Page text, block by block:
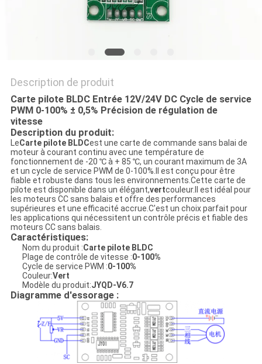
SOUMISSION
DU
SITE
POLITIQUE
DE
CONFIDENTIALITÉ
Description de produit
Carte pilote BLDC Entrée 12V/24V DC Cycle de service
PWM 0-100% ± 0,5% Précision de régulation de
vitesse
Description du produit:
LeCarte pilote BLDCest une carte de commande sans balai de
moteur à courant continu avec une température de
fonctionnement de -20 ℃ à + 85 ℃, un courant maximum de 3A
et un cycle de service PWM de 0-100%.Il est conçu pour être
fiable et robuste dans tous les environnements.Cette carte de
pilote est disponible dans un élégant,vertcouleur.Il est idéal pour
les moteurs CC sans balais et offre des performances
supérieures et une efficacité accrue.C'est un choix parfait pour
les applications qui nécessitent un contrôle précis et fiable des
moteurs CC sans balais.
Caractéristiques:
Nom du produit :Carte pilote BLDC
Plage de contrôle de vitesse :0-100%
Cycle de service PWM :0-100%
Couleur:Vert
Modèle du produit:JYQD-V6.7
Diagramme d'essorage :